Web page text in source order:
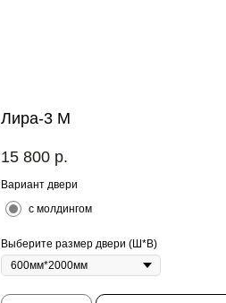
Лира-3 М
15 800 р.
Вариант двери
с молдингом
Выберите размер двери (Ш*В)